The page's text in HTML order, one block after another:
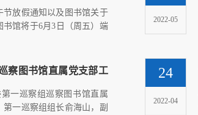
节放假通知以及图书馆关于
书馆将于6月3日（周五）端
2022-05
察图书馆直属党支部工
一巡察组巡察图书馆直属
一巡察组组长俞海山，副
24
2022-04